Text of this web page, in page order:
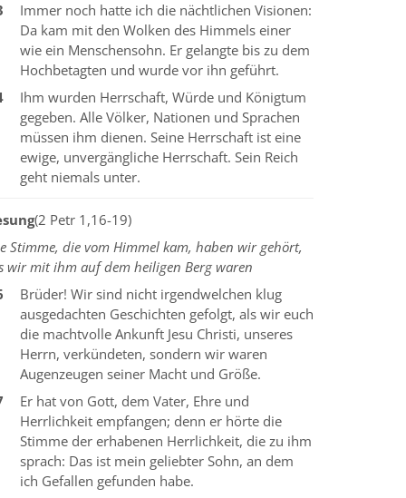
Immer noch hatte ich die nächtlichen Visionen:
Da kam mit den Wolken des Himmels einer
wie ein Menschensohn. Er gelangte bis zu dem
Hochbetagten und wurde vor ihn geführt.
Ihm wurden Herrschaft, Würde und Königtum
gegeben. Alle Völker, Nationen und Sprachen
müssen ihm dienen. Seine Herrschaft ist eine
ewige, unvergängliche Herrschaft. Sein Reich
geht niemals unter.
(2 Petr 1,16-19)
Stimme, die vom Himmel kam, haben wir gehört,
wir mit ihm auf dem heiligen Berg waren
Brüder! Wir sind nicht irgendwelchen klug
ausgedachten Geschichten gefolgt, als wir euch
die machtvolle Ankunft Jesu Christi, unseres
Herrn, verkündeten, sondern wir waren
Augenzeugen seiner Macht und Größe.
Er hat von Gott, dem Vater, Ehre und
Herrlichkeit empfangen; denn er hörte die
Stimme der erhabenen Herrlichkeit, die zu ihm
sprach: Das ist mein geliebter Sohn, an dem
ich Gefallen gefunden habe.